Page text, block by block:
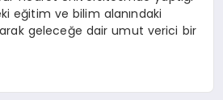
eğitim ve bilim alanındaki
geleceğe dair umut verici bir